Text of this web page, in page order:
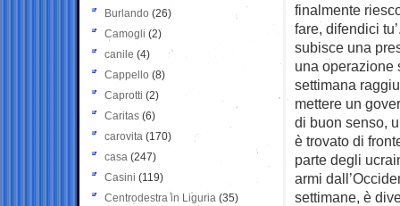
finalmente
fare, difendici
subisce una
una operazione
settimana
mettere un
di buon senso,
è trovato di
parte degli
armi
settimane, è
Burlando (26)
Camogli (2)
canile (4)
Cappello (8)
Caprotti (2)
Caritas (6)
carovita (170)
casa (247)
Casini (119)
Centrodestra in Liguria (35)